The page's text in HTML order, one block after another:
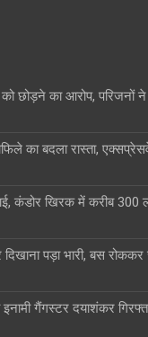
को छोड़ने का आरोप, परिजनों ने
का बदला रास्ता,
कंडोर खिरक में करीब 300
दिखाना पड़ा भारी, बस
गैंगस्टर दयाशंकर